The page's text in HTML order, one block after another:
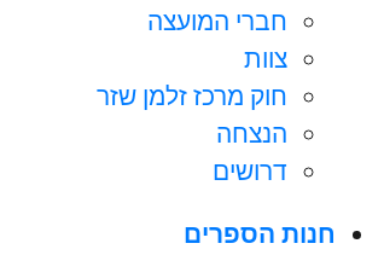
חברי המועצה
צוות
חוק מרכז זלמן שזר
הנצחה
דרושים
חנות הספרים